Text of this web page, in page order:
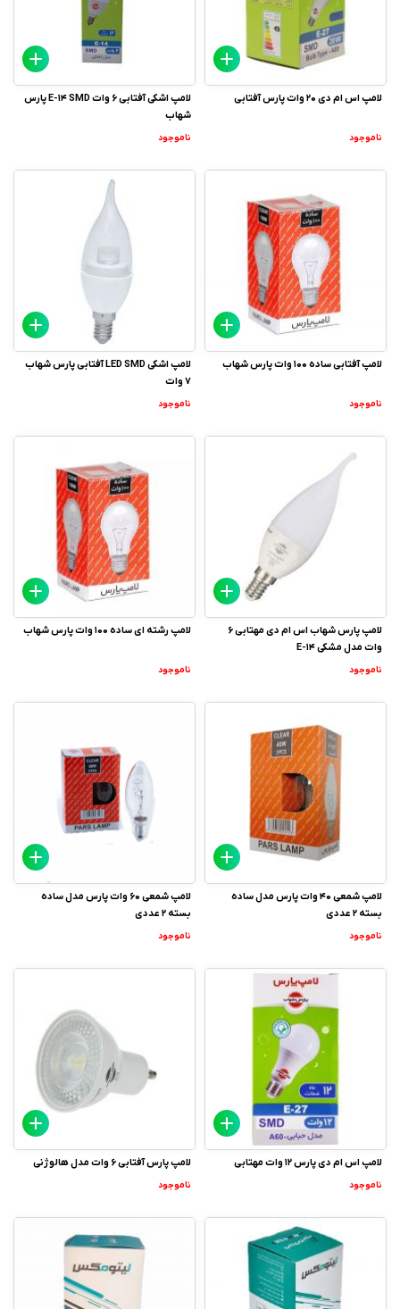
لامپ اس ام دی 20 وات پارس آفتابی
ناموجود
لامپ اشکی آفتابی 6 وات E-14 SMD پارس
شهاب
ناموجود
لامپ آفتابی ساده 100 وات پارس شهاب
ناموجود
لامپ اشکی LED SMD آفتابی پارس شهاب
7 وات
ناموجود
لامپ پارس شهاب اس ام دی مهتابی 6
وات مدل مشکی E-14
ناموجود
لامپ رشته ای ساده 100 وات پارس شهاب
ناموجود
لامپ شمعی 40 وات پارس مدل ساده
بسته 2 عددی
ناموجود
لامپ شمعی 60 وات پارس مدل ساده
بسته 2 عددی
ناموجود
لامپ اس ام دی پارس 12 وات مهتابی
ناموجود
لامپ پارس آفتابی 6 وات مدل هالوژنی
ناموجود